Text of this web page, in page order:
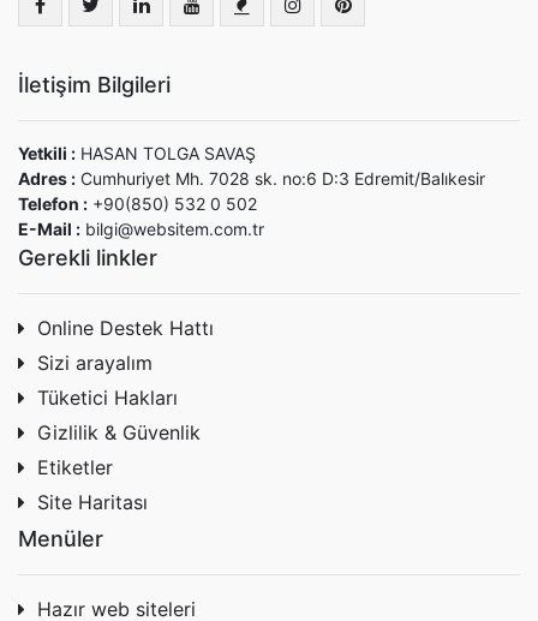
İletişim Bilgileri
Yetkili : HASAN TOLGA SAVAŞ
Adres : Cumhuriyet Mh. 7028 sk. no:6 D:3 Edremit/Balıkesir
Telefon : +90(850) 532 0 502
E-Mail : bilgi@websitem.com.tr
Gerekli linkler
Online Destek Hattı
Sizi arayalım
Tüketici Hakları
Gizlilik & Güvenlik
Etiketler
Site Haritası
Menüler
Hazır web siteleri